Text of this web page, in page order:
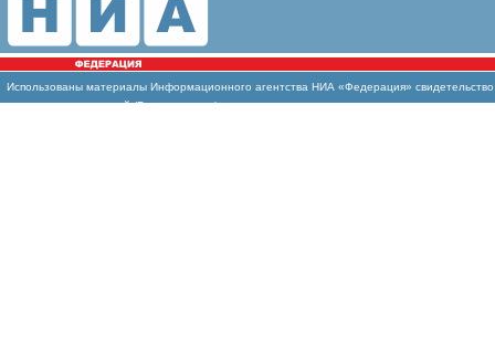
Использованы материалы Информационного агентства НИА «Федерация»
массовых коммуникаций (Роскомнадзор)